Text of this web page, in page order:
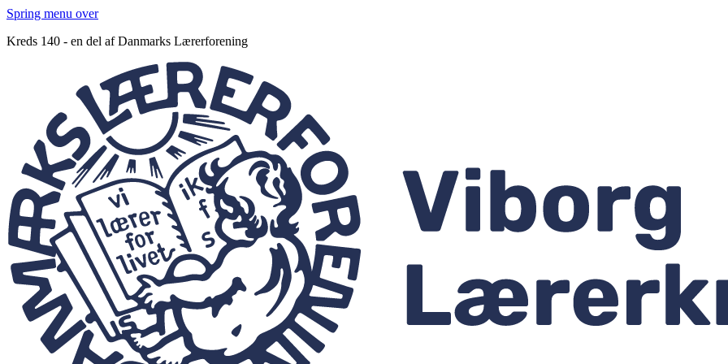
Spring menu over
Kreds 140 - en del af Danmarks Lærerforening